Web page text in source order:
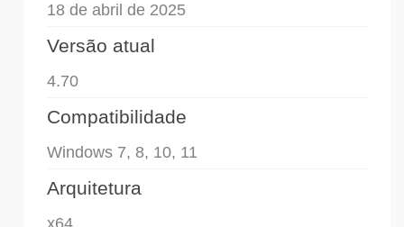
18 de abril de 2025
Versão atual
4.70
Compatibilidade
Windows 7, 8, 10, 11
Arquitetura